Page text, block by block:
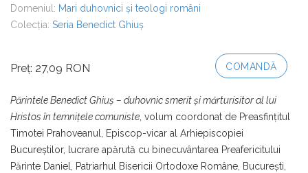
Domeniul: Mari duhovnici și teologi români
Colecția: Seria Benedict Ghiuș
Preț: 27,09 RON COMANDĂ
Părintele Benedict Ghiuş – duhovnic smerit şi mărturisitor al lui
Hristos în temniţele comuniste , volum coordonat de Preasfinţitul
Timotei Prahoveanul, Episcop-vicar al Arhiepiscopiei
Bucureştilor, lucrare apărută cu binecuvântarea Preafericitului
Părinte Daniel, Patriarhul Bisericii Ortodoxe Române, Bucureşti,